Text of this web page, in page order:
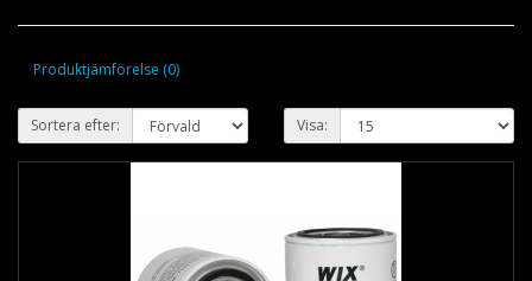
Produktjämförelse (0)
Sortera efter: Visa: